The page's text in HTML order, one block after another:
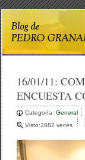
16/01/11:
ENCUESTA
Categoría:General
Visto:2882 veces